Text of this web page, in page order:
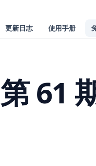
更新日志 使用手册
第 61